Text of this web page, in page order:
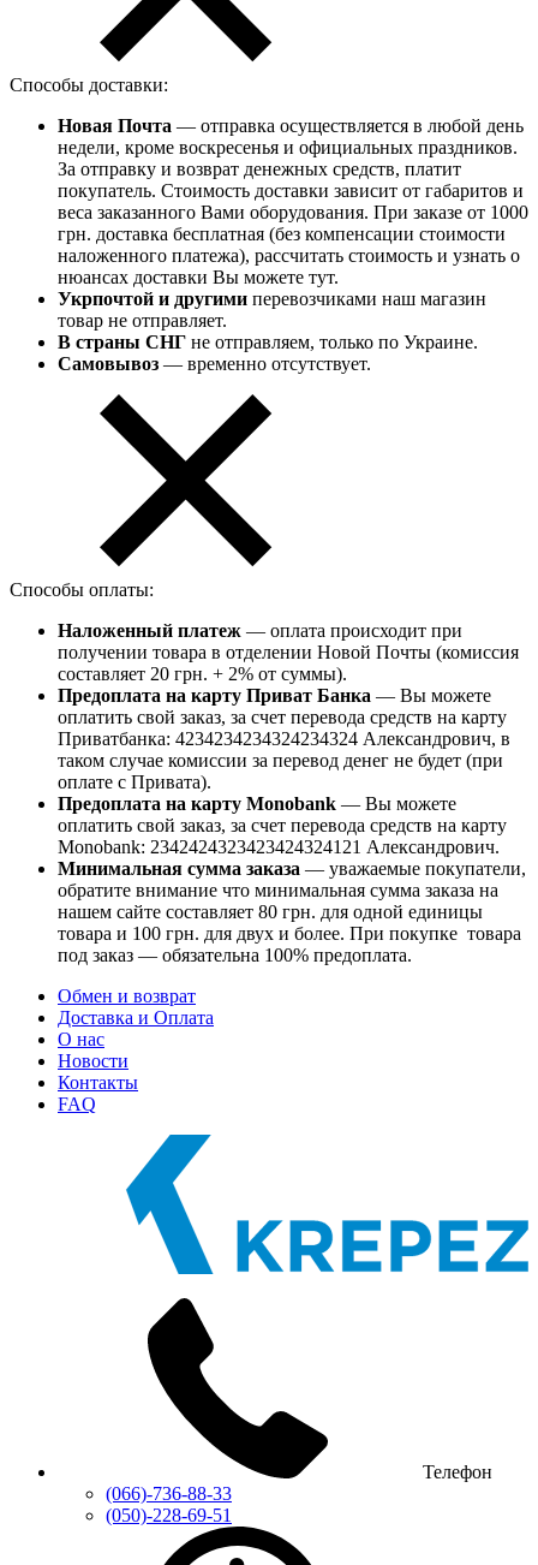
Способы доставки:
Новая Почта — отправка осуществляется в любой день
недели, кроме воскресенья и официальных праздников.
За отправку и возврат денежных средств, платит
покупатель. Стоимость доставки зависит от габаритов и
веса заказанного Вами оборудования. При заказе от 1000
грн. доставка бесплатная (без компенсации стоимости
наложенного платежа), рассчитать стоимость и узнать о
нюансах доставки Вы можете тут.
Укрпочтой и другими перевозчиками наш магазин
товар не отправляет.
В страны СНГ не отправляем, только по Украине.
Самовывоз — временно отсутствует.
Способы оплаты:
Наложенный платеж — оплата происходит при
получении товара в отделении Новой Почты (комиссия
составляет 20 грн. + 2% от суммы).
Предоплата на карту Приват Банка — Вы можете
оплатить свой заказ, за счет перевода средств на карту
Приватбанка: 4234234234324234324 Александрович, в
таком случае комиссии за перевод денег не будет (при
оплате с Привата).
Предоплата на карту Monobank — Вы можете
оплатить свой заказ, за счет перевода средств на карту
Monobank: 2342424323423424324121 Александрович.
Минимальная сумма заказа — уважаемые покупатели,
обратите внимание что минимальная сумма заказа на
нашем сайте составляет 80 грн. для одной единицы
товара и 100 грн. для двух и более. При покупке товара
под заказ — обязательна 100% предоплата.
Обмен и возврат
Доставка и Оплата
О нас
Новости
Контакты
FAQ
Телефон
(066)-736-88-33
(050)-228-69-51